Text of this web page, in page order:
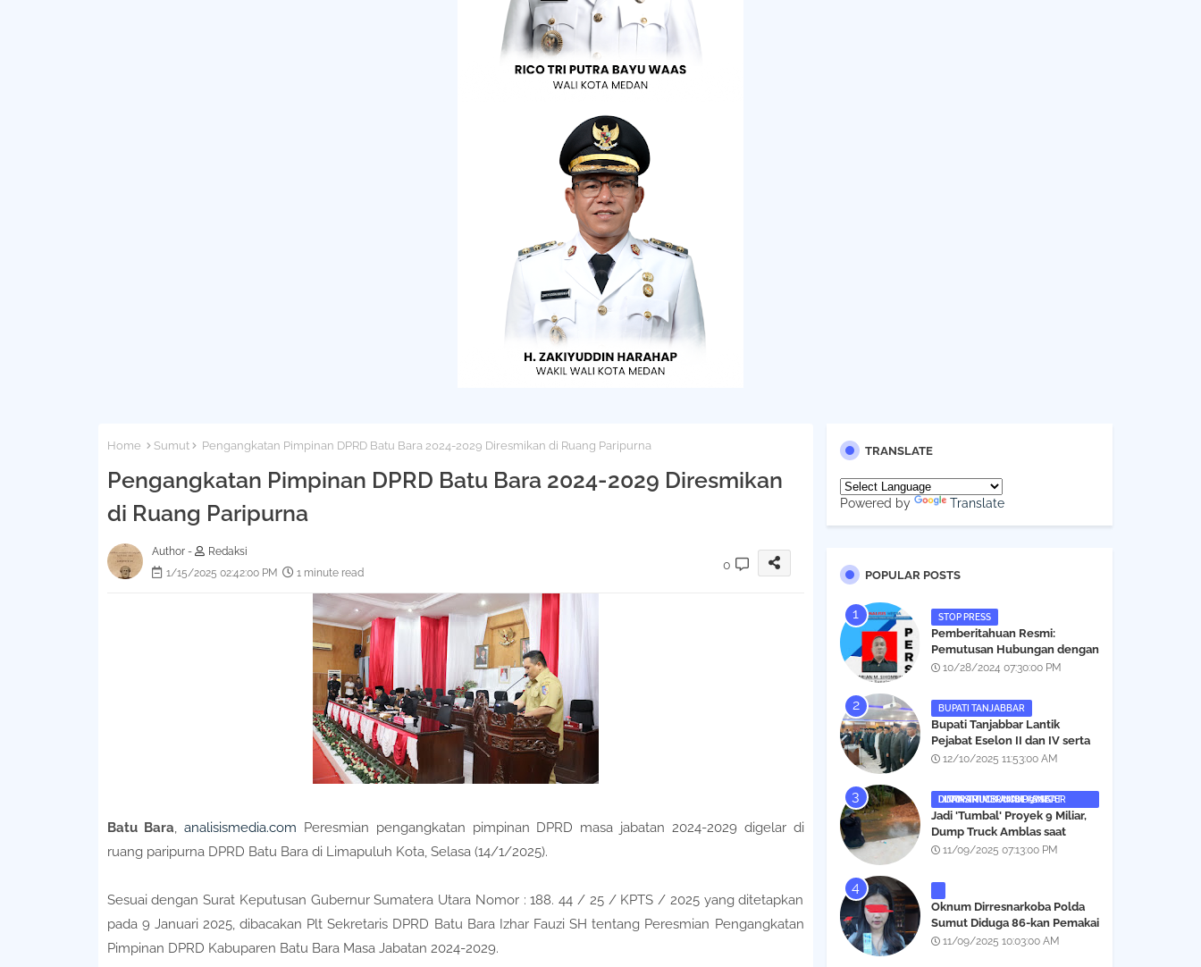
Home Sumut Pengangkatan Pimpinan DPRD Batu Bara 2024-2029 Diresmikan di Ruang Paripurna
Pengangkatan Pimpinan DPRD Batu Bara 2024-2029 Diresmikan
di Ruang Paripurna
Author -
Redaksi
1/15/2025 02:42:00 PM
1 minute read
0
Batu Bara,analisismedia.com Peresmian pengangkatan pimpinan DPRD masa jabatan 2024-2029 digelar di
ruang paripurna DPRD Batu Bara di Limapuluh Kota, Selasa (14/1/2025).
Sesuai dengan Surat Keputusan Gubernur Sumatera Utara Nomor : 188. 44 / 25 / KPTS / 2025 yang ditetapkan
pada 9 Januari 2025, dibacakan Plt Sekretaris DPRD Batu Bara Izhar Fauzi SH tentang Peresmian Pengangkatan
Pimpinan DPRD Kabuparen Batu Bara Masa Jabatan 2024-2029.
TRANSLATE
Powered by Translate
POPULAR POSTS
STOP PRESS
Pemberitahuan Resmi:
Pemutusan Hubungan dengan
Salah Satu Individu yang
Analisismedia.com
10/28/2024 07:30:00 PM
BUPATI TANJABBAR
‎Bupati Tanjabbar Lantik
Pejabat Eselon II dan IV serta
Fungsional, Berikut Nama dan
12/10/2025 11:53:00 AM
DUMP TRUCK AMBLAS SAAT LINTASI TIMBUNAN YANG DITANAMI CERUCUP 3 METER
‎Jadi 'Tumbal' Proyek 9 Miliar,
Dump Truck Amblas saat
Lintasi Timbunan yang
11/09/2025 07:13:00 PM
Oknum Dirresnarkoba Polda
Sumut Diduga 86-kan Pemakai
Narkoba Yang Didapatkan Saat
11/09/2025 10:03:00 AM